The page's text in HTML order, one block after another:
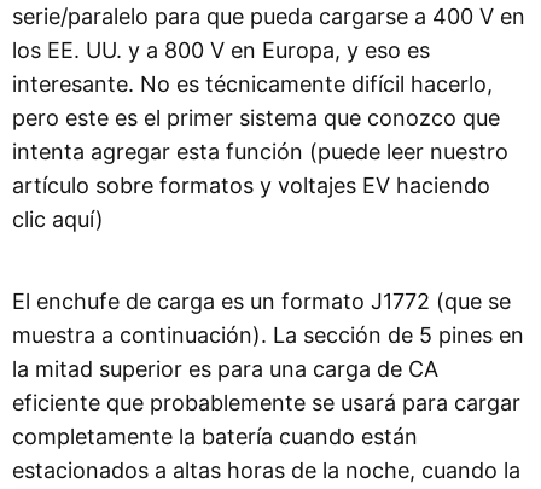
serie/paralelo para que pueda cargarse a 400 V en
los EE. UU. y a 800 V en Europa, y eso es
interesante. No es técnicamente difícil hacerlo,
pero este es el primer sistema que conozco que
intenta agregar esta función (puede leer nuestro
artículo sobre formatos y voltajes EV haciendo
clic aquí)
El enchufe de carga es un formato J1772 (que se
muestra a continuación). La sección de 5 pines en
la mitad superior es para una carga de CA
eficiente que probablemente se usará para cargar
completamente la batería cuando están
estacionados a altas horas de la noche, cuando la